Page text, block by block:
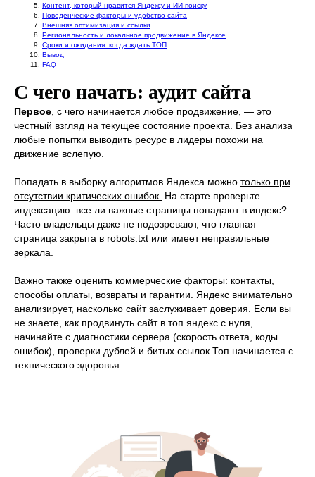
Контент, который нравится Яндексу и ИИ‑поиску
Поведенческие факторы и удобство сайта
Внешняя оптимизация и ссылки
Региональность и локальное продвижение в Яндексе
Сроки и ожидания: когда ждать ТОП
Вывод
FAQ
С чего начать: аудит сайта
Первое , с чего начинается любое продвижение, — это
честный взгляд на текущее состояние проекта. Без анализа
любые попытки выводить ресурс в лидеры похожи на
движение вслепую.
Попадать в выборку алгоритмов Яндекса можно только при
отсутствии критических ошибок. На старте проверьте
индексацию: все ли важные страницы попадают в индекс?
Часто владельцы даже не подозревают, что главная
страница закрыта в robots.txt или имеет неправильные
зеркала.
Важно также оценить коммерческие факторы: контакты,
способы оплаты, возвраты и гарантии. Яндекс внимательно
анализирует, насколько сайт заслуживает доверия. Если вы
не знаете, как продвинуть сайт в топ яндекс с нуля,
начинайте с диагностики сервера (скорость ответа, коды
ошибок), проверки дублей и битых ссылок.Топ начинается с
технического здоровья.